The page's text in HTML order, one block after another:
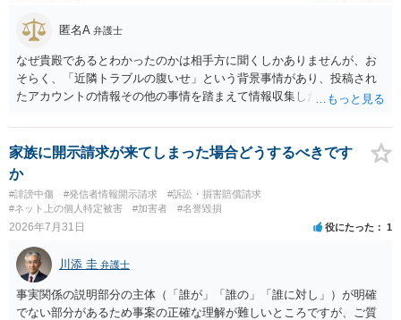
匿名A 弁護士
なぜ貴殿であるとわかったのかは相手方に聞くしかありませんが、お
そらく、「近隣トラブルの腹いせ」という背景事情があり、投稿され
たアカウントの情報その他の事情を踏まえて情報収集した結果、この
貴殿が投稿した事実を認めてしまったことで「答え合わせ」になって
しまったのではないでしょうか。 相手方の動きについても、相手方次
第ですので何とも言えません。公開の場で回答するには情報が乏し
く、ここで詳細を明らかにすることは事案の特定に繋がってしまうの
で、弁護士へ直接相談した方がよいです。
家族に開示請求が来てしまった場合どうするべきです
か
#誹謗中傷 #発信者情報開示請求
#訴訟・損害賠償請求
#ネット上の個人特定被害
#加害者 #名誉毀損
2026年7月31日 役にたった 1
川添 圭 弁護士
事実関係の説明部分の主体（「誰が」「誰の」「誰に対し」）が明確
でない部分があるため事案の正確な理解が難しいところですが、ご質